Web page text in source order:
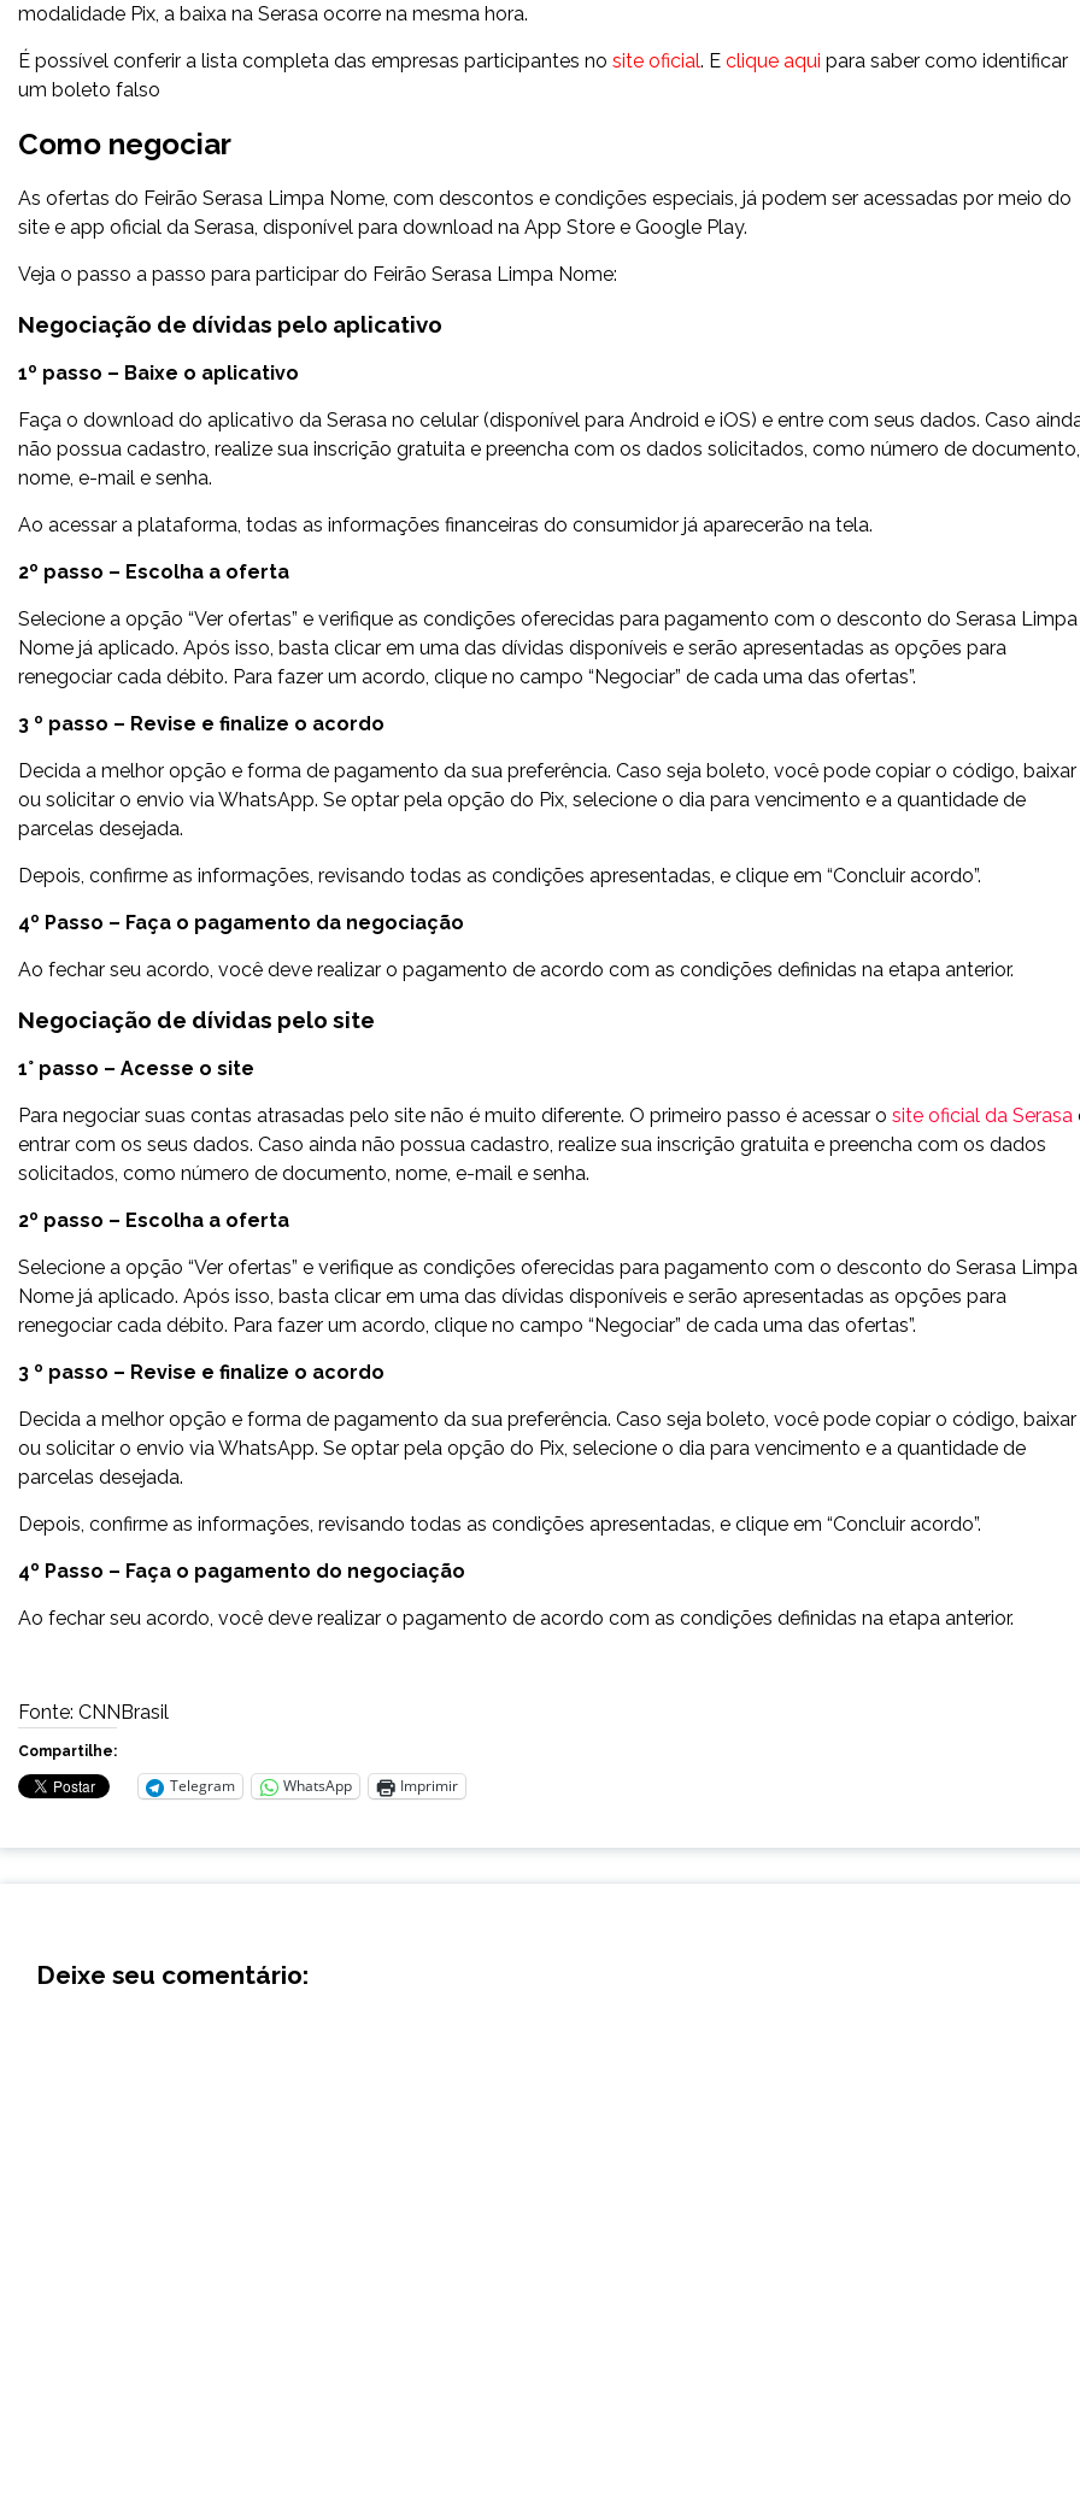
modalidade Pix, a baixa na Serasa ocorre na mesma hora.
É possível conferir a lista completa das empresas participantes no site oficial. E clique aqui para saber como identificar
um boleto falso
Como negociar
As ofertas do Feirão Serasa Limpa Nome, com descontos e condições especiais, já podem ser acessadas por meio do
site e app oficial da Serasa, disponível para download na App Store e Google Play.
Veja o passo a passo para participar do Feirão Serasa Limpa Nome:
Negociação de dívidas pelo aplicativo
1º passo – Baixe o aplicativo
Faça o download do aplicativo da Serasa no celular (disponível para Android e iOS) e entre com seus dados. Caso
não possua cadastro, realize sua inscrição gratuita e preencha com os dados solicitados, como número de documento,
nome, e-mail e senha.
Ao acessar a plataforma, todas as informações financeiras do consumidor já aparecerão na tela.
2º passo – Escolha a oferta
Selecione a opção “Ver ofertas” e verifique as condições oferecidas para pagamento com o desconto do Serasa Limpa
Nome já aplicado. Após isso, basta clicar em uma das dívidas disponíveis e serão apresentadas as opções para
renegociar cada débito. Para fazer um acordo, clique no campo “Negociar” de cada uma das ofertas”.
3 º passo – Revise e finalize o acordo
Decida a melhor opção e forma de pagamento da sua preferência. Caso seja boleto, você pode copiar o código, baixar
ou solicitar o envio via WhatsApp. Se optar pela opção do Pix, selecione o dia para vencimento e a quantidade de
parcelas desejada.
Depois, confirme as informações, revisando todas as condições apresentadas, e clique em “Concluir acordo”.
4º Passo – Faça o pagamento da negociação
Ao fechar seu acordo, você deve realizar o pagamento de acordo com as condições definidas na etapa anterior.
Negociação de dívidas pelo site
1° passo – Acesse o site
Para negociar suas contas atrasadas pelo site não é muito diferente. O primeiro passo é acessar o site oficial da Serasa
entrar com os seus dados. Caso ainda não possua cadastro, realize sua inscrição gratuita e preencha com os dados
solicitados, como número de documento, nome, e-mail e senha.
2º passo – Escolha a oferta
Selecione a opção “Ver ofertas” e verifique as condições oferecidas para pagamento com o desconto do Serasa Limpa
Nome já aplicado. Após isso, basta clicar em uma das dívidas disponíveis e serão apresentadas as opções para
renegociar cada débito. Para fazer um acordo, clique no campo “Negociar” de cada uma das ofertas”.
3 º passo – Revise e finalize o acordo
Decida a melhor opção e forma de pagamento da sua preferência. Caso seja boleto, você pode copiar o código, baixar
ou solicitar o envio via WhatsApp. Se optar pela opção do Pix, selecione o dia para vencimento e a quantidade de
parcelas desejada.
Depois, confirme as informações, revisando todas as condições apresentadas, e clique em “Concluir acordo”.
4º Passo – Faça o pagamento do negociação
Ao fechar seu acordo, você deve realizar o pagamento de acordo com as condições definidas na etapa anterior.
Fonte: CNNBrasil
Compartilhe:
Telegram WhatsApp Imprimir
Deixe seu comentário: